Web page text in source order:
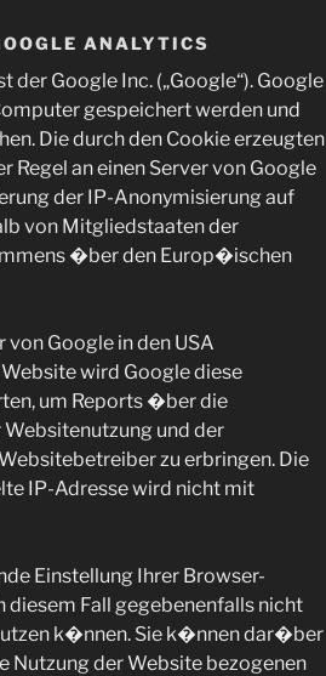
ANALYTICS
Google Inc. („Google“). Google
gespeichert werden und
Die durch den Cookie erzeugten
an einen Server von Google
der IP-Anonymisierung auf
von Mitgliedstaaten der
�ber den Europ�ischen
Google in den USA
wird Google diese
um Reports �ber die
und der
zu erbringen. Die
IP-Adresse wird nicht mit
Einstellung Ihrer Browser-
diesem Fall gegebenenfalls nicht
k�nnen. Sie k�nnen dar�ber
Nutzung der Website bezogenen